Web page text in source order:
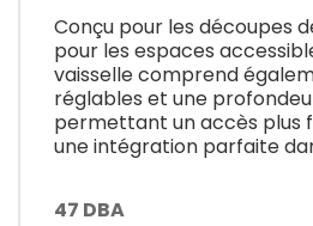
Conçu pour les découpes
pour les espaces
vaisselle comprend
réglables et une
permettant un accès plus
une intégration parfaite
47 DBA